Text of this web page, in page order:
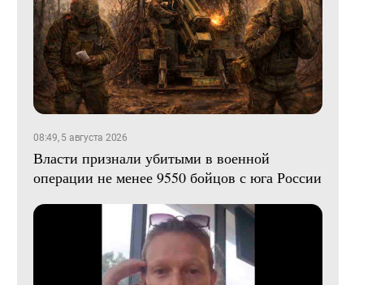
08:49, 5 августа 2026
Власти признали убитыми в военной
операции не менее 9550 бойцов с юга России